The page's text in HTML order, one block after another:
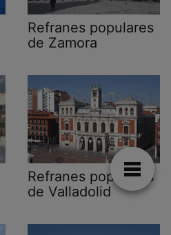
Refranes populares
de Zamora
Refranes populares
de Valladolid